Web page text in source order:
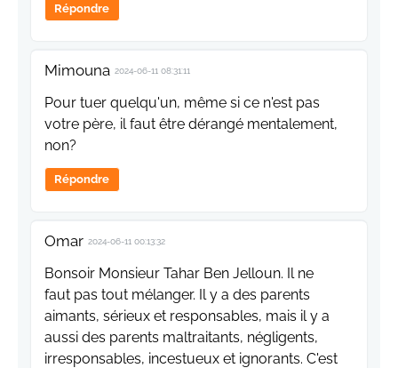
Répondre
Mimouna 2024-06-11 08:31:11
Pour tuer quelqu'un, même si ce n'est pas
votre père, il faut être dérangé mentalement,
non?
Répondre
Omar 2024-06-11 00:13:32
Bonsoir Monsieur Tahar Ben Jelloun. Il ne
faut pas tout mélanger. Il y a des parents
aimants, sérieux et responsables, mais il y a
aussi des parents maltraitants, négligents,
irresponsables, incestueux et ignorants. C'est